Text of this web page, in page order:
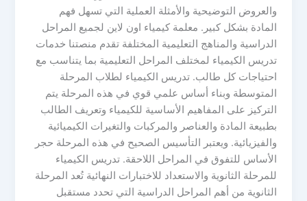
والعروض التوضيحية والأمثلة العملية التي تسهل فهم
المادة بشكل كبير. معلمة كيمياء اون لاين لجميع المراحل
الدراسية والمناهج التعليمية المختلفة تقدم منصتنا خدمات
تدريس الكيمياء لمختلف المراحل التعليمية بما يتناسب مع
احتياجات كل طالب. تدريس الكيمياء لطلاب المرحلة
المتوسطة وبناء أساس علمي قوي في هذه المرحلة يتم
التركيز على المفاهيم الأساسية للكيمياء وتعريف الطالب
بطبيعة المادة والعناصر والمركبات والتغيرات الكيميائية
والفيزيائية. ويعتبر التأسيس الصحيح في هذه المرحلة حجر
الأساس للتفوق في المراحل اللاحقة. تدريس الكيمياء
للمرحلة الثانوية والاستعداد للاختبارات النهائية تُعد المرحلة
الثانوية من أهم المراحل الدراسية التي تحدد مستقبل